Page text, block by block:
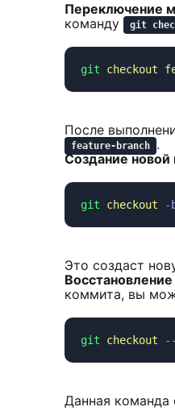
Переключение
команду
git
git checkout
После
feature-branch
.
Создание новой
git checkout -
Это создаст
коммита, вы
git checkout --
Данная команда